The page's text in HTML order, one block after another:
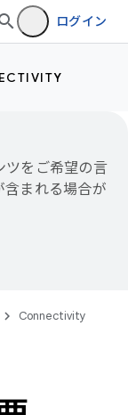
ログイン
ツをご希望の言
含まれる場合が
Connectivity